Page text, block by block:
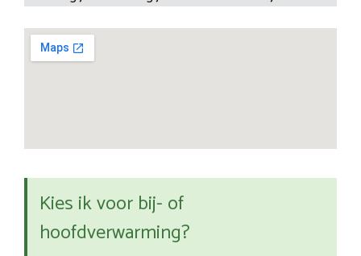
Kies ik voor bij- of
hoofdverwarming?